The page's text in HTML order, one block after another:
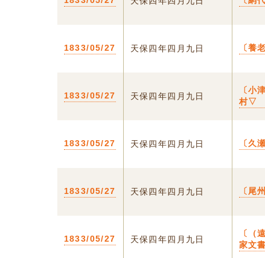
1833/05/27 天保四年四月九日 〔養
1833/05/27 天保四年四月九日
〔小
村▽
1833/05/27 天保四年四月九日 〔久
1833/05/27 天保四年四月九日 〔尾
1833/05/27 天保四年四月九日
〔（
家文書